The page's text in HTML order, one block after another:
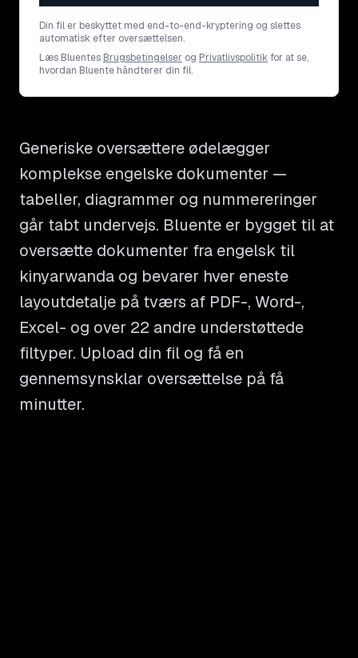
Din fil er beskyttet med end-to-end-kryptering og slettes
automatisk efter oversættelsen.
Læs Bluentes Brugsbetingelser og Privatlivspolitik for at se,
hvordan Bluente håndterer din fil.
Generiske oversættere ødelægger
komplekse engelske dokumenter —
tabeller, diagrammer og nummereringer
går tabt undervejs. Bluente er bygget til at
oversætte dokumenter fra engelsk til
kinyarwanda og bevarer hver eneste
layoutdetalje på tværs af PDF-, Word-,
Excel- og over 22 andre understøttede
filtyper. Upload din fil og få en
gennemsynsklar oversættelse på få
minutter.